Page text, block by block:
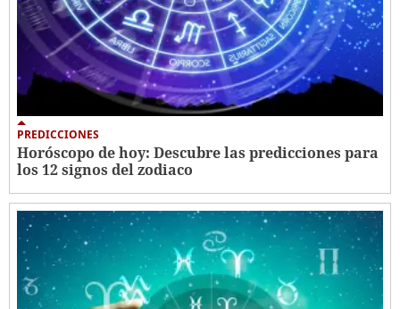
PREDICCIONES
Horóscopo de hoy: Descubre las predicciones para
los 12 signos del zodiaco